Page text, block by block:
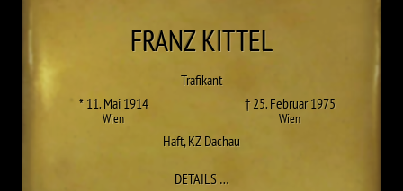
FRANZKITTEL
Trafikant
* 11. Mai 1914
Wien
† 25. Februar 1975
Wien
Haft,KZ Dachau
DETAILS…ZU FRANZ KITTEL